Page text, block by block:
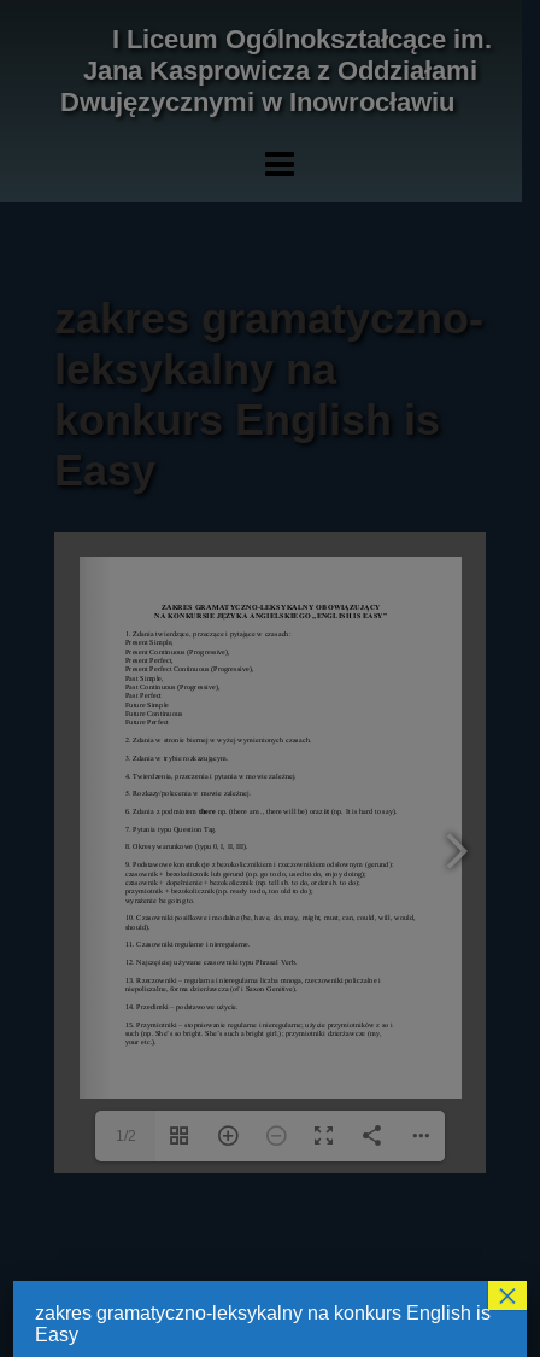
I Liceum Ogólnokształcące im.
Jana Kasprowicza z Oddziałami
Dwujęzycznymi w Inowrocławiu
zakres gramatyczno-
leksykalny na
konkurs English is
Easy
1/2
Post
⟵
zakres
zakres gramatyczno-leksykalny na konkurs English is
Easy
×